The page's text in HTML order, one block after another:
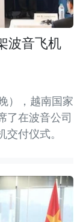
波音飞机
），越南国家
了在波音公司
付仪式。